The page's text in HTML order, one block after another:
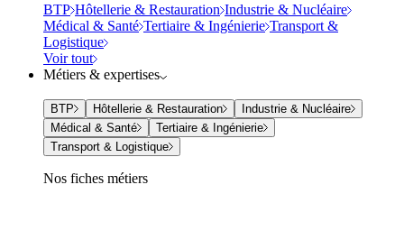
BTP Hôtellerie & Restauration Industrie & Nucléaire
Médical & Santé Tertiaire & Ingénierie Transport &
Logistique
Voir tout
Métiers & expertises
BTP Hôtellerie & Restauration
Industrie & Nucléaire
Médical & Santé
Tertiaire & Ingénierie
Transport & Logistique
Nos fiches métiers